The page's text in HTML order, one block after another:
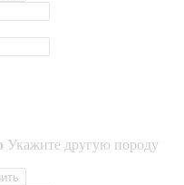
Укажите другую породу